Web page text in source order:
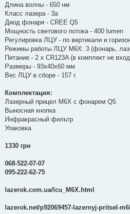
Длина волны - 650 нм
Класс лазера - 3а
Диод фонаря - CREE Q5
Мощность светового потока - 400 lumen
Регулировка ЛЦУ - по вертикали и
Режимы работы ЛЦУ М6Х: 3 (фонарь,
Питание - 2 х CR123A (в комплект не
Размеры - 93х40х60 мм
Вес ЛЦУ в сборе - 157 г.
Комплектация:
Лазерный прицел М6Х с фонарем Q5
Выносная кнопка
Инфракрасный фильтр
Упаковка.
1330 грн
068-522-07-07
095-222-62-75
lazerok.com.ua/lcu_M6X.html
lazerok.net/p92069457-lazernyj-pritsel-